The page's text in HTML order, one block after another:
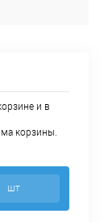
и в
корзины.
шт